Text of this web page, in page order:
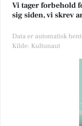
Vi tager forbehold
sig siden, vi skrev
Data er automatisk
Kilde: Kultunaut